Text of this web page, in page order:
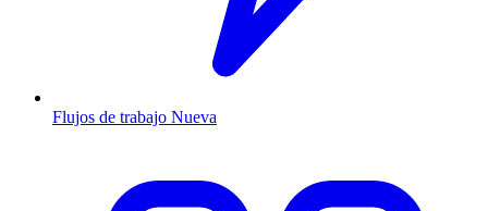
Flujos de trabajo Nueva